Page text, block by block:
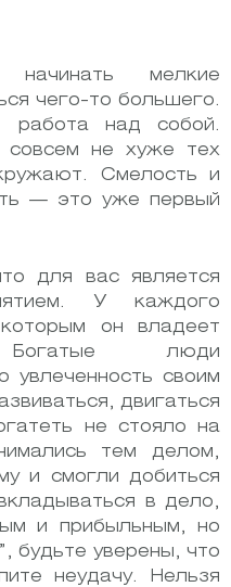
начинать мелкие
чего-то большего.
работа над собой.
совсем не хуже тех
Смелость и
— это уже первый
для вас является
У каждого
он владеет
Богатые люди
увлеченность своим
двигаться
не стояло на
тем делом,
и смогли добиться
в дело,
и прибыльным, но
будьте уверены, что
неудачу. Нельзя